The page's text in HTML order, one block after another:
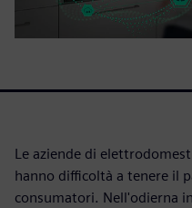
Le aziende di
hanno difficoltà a tenere il
consumatori. Nell'odierna